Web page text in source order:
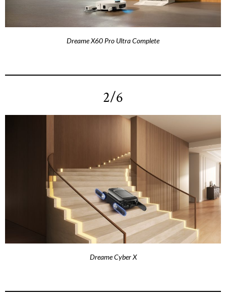
Dreame X60 Pro Ultra Complete
2/6
Dreame Cyber X